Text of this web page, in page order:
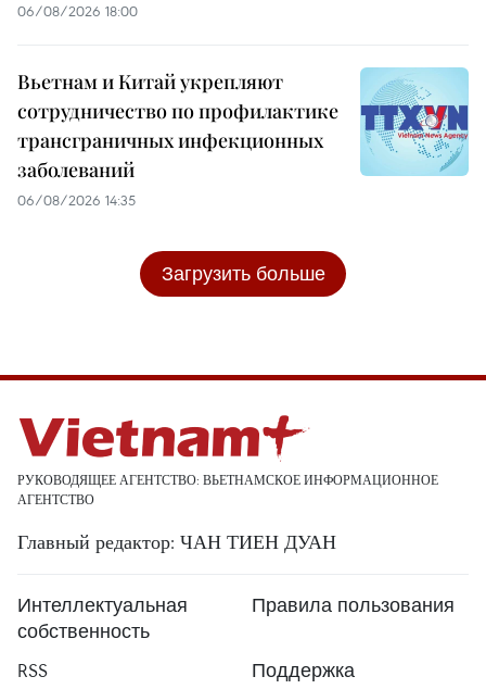
06/08/2026 18:00
Вьетнам и Китай укрепляют
сотрудничество по профилактике
трансграничных инфекционных
заболеваний
06/08/2026 14:35
Загрузить больше
РУКОВОДЯЩЕЕ АГЕНТСТВО: ВЬЕТНАМСКОЕ ИНФОРМАЦИОННОЕ
АГЕНТСТВО
Главный редактор: ЧАН ТИЕН ДУАН
Интеллектуальная
собственность
Правила пользования
RSS Поддержка